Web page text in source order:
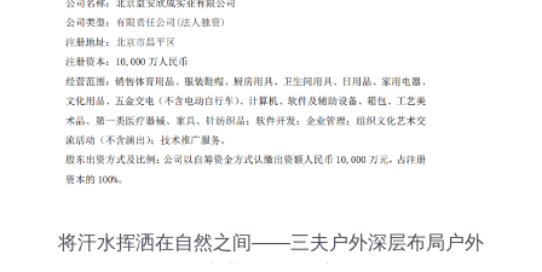
将汗水挥洒在自然之间——三夫户外深层布局户外